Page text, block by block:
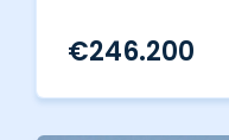
€246.200